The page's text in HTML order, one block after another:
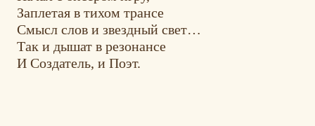
Заплетая в тихом трансе
Смысл слов и звездный свет…
Так и дышат в резонансе
И Создатель, и Поэт.